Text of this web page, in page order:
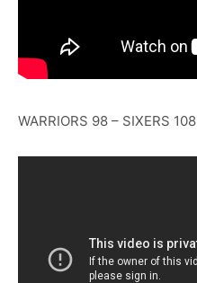
WARRIORS 98 – SIXERS 108